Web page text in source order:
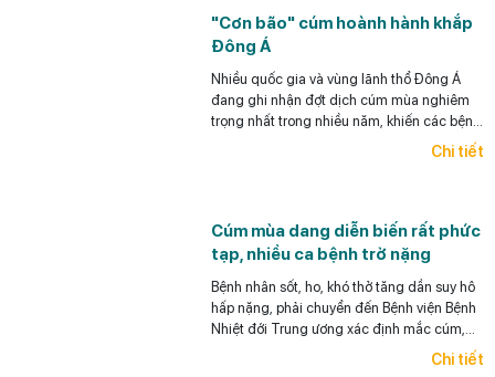
ra UTG cho bệnh nhân),
có thể phát hiện sớm và điều trị hiệu quả
"Cơn bão" cúm hoành hành khắp
Đông Á
Nhiều quốc gia và vùng lãnh thổ Đông Á
đang ghi nhận đợt dịch cúm mùa nghiêm
trọng nhất trong nhiều năm, khiến các bệnh
Chi tiết
Cúm mùa dang diễn biến rất phức
tạp, nhiều ca bệnh trở nặng
Bệnh nhân sốt, ho, khó thở tăng dần suy hô
hấp nặng, phải chuyển đến Bệnh viện Bệnh
Nhiệt đới Trung ương xác định mắc cúm,
Chi tiết